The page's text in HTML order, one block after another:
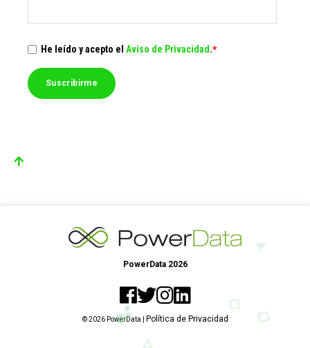
He leído y acepto el Aviso de Privacidad .*
PowerData 2026
© 2026 PowerData | Política de Privacidad